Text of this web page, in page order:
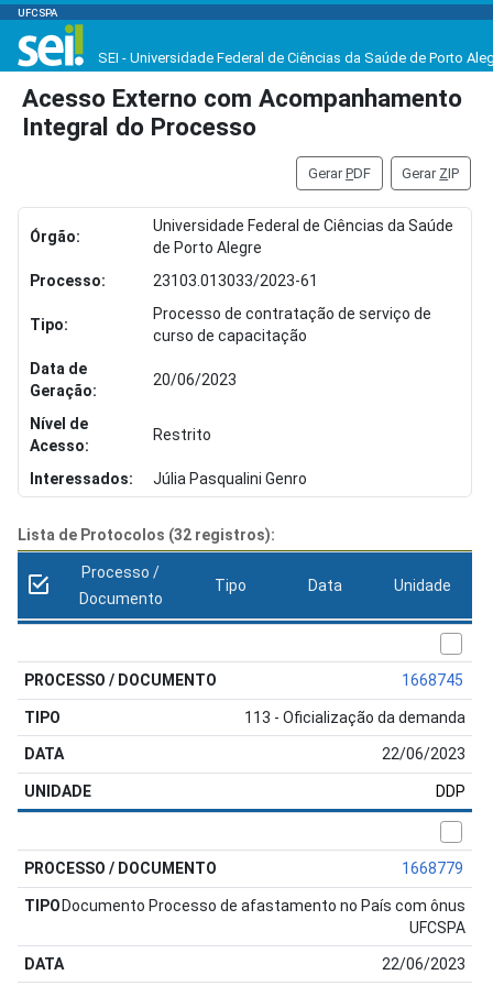
UFCSPA
SEI - Universidade Federal de Ciências da Saúde de Porto
Acesso Externo com Acompanhamento
Integral do Processo
GerarPDF Gerar ZIP
Órgão:
Universidade Federal de Ciências da Saúde
de Porto Alegre
Processo:
23103.013033/2023-61
Tipo:
Processo de contratação de serviço de
curso de capacitação
Data de
Geração:
20/06/2023
Nível de
Acesso:
Restrito
Interessados: Júlia Pasqualini Genro
Lista de Protocolos (32 registros):
Processo /
Documento
Tipo Data Unidade
1668745
113 - Oficialização da demanda
22/06/2023
DDP
1668779
Documento Processo de afastamento no País com ônus
UFCSPA
22/06/2023